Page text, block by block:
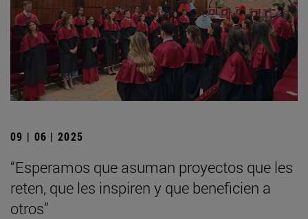
09 | 06 | 2025
“Esperamos que asuman proyectos que les
reten, que les inspiren y que beneficien a
otros”